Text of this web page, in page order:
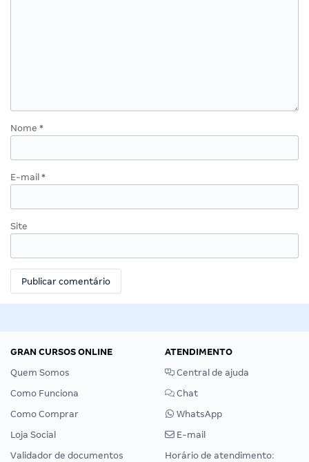
Nome *
E-mail *
Site
GRAN CURSOS ONLINE
Quem Somos
Como Funciona
Como Comprar
Loja Social
Validador de documentos
ATENDIMENTO
Central de ajuda
Chat
WhatsApp
E-mail
Horário de atendimento: